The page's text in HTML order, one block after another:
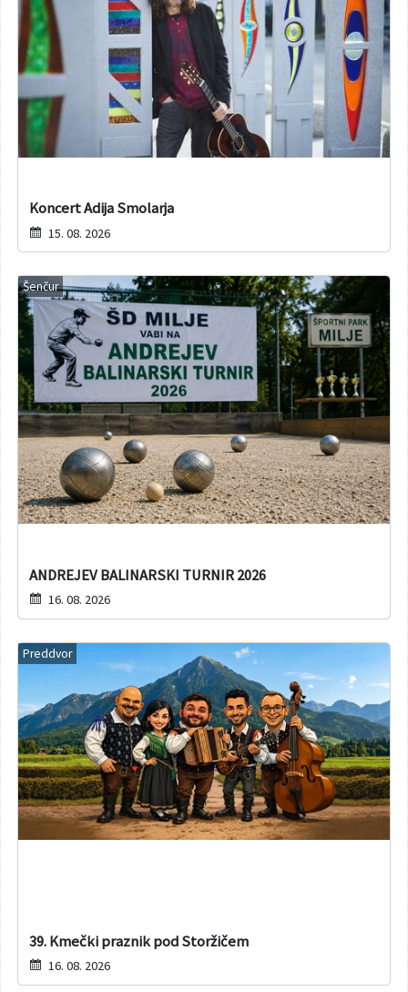
Koncert Adija Smolarja
15. 08. 2026
Šenčur
ANDREJEV BALINARSKI TURNIR 2026
16. 08. 2026
Preddvor
39. Kmečki praznik pod Storžičem
16. 08. 2026